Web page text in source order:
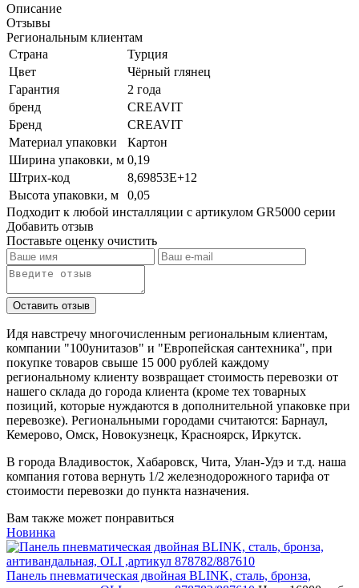
Описание
Отзывы
Региональным клиентам
Страна
Турция
Цвет
Чёрный глянец
Гарантия
2 года
бренд
CREAVIT
Бренд
CREAVIT
Материал упаковки
Картон
Ширина упаковки, м 0,19
Штрих-код
8,69853E+12
Высота упаковки, м
0,05
Подходит к любой инсталляции с артикулом GR5000 серии
Добавить отзыв
Поставьте оценку очистить
Идя навстречу многочисленным региональным клиентам,
компании "100унитазов" и "Европейская сантехника", при
покупке товаров свыше 15 000 рублей каждому
региональному клиенту возвращает стоимость перевозки от
нашего склада до города клиента (кроме тех товарных
позиций, которые нуждаются в дополнительной упаковке при
перевозке). Региональными городами считаются: Барнаул,
Кемерово, Омск, Новокузнецк, Красноярск, Иркутск.
В города Владивосток, Хабаровск, Чита, Улан-Удэ и т.д. наша
компания готова вернуть 1/2 железнодорожного тарифа от
стоимости перевозки до пункта назначения.
Вам также может понравиться
Новинка
Панель пневматическая двойная BLINK, сталь, бронза,